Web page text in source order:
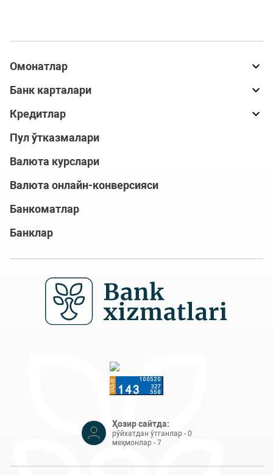
Омонатлар
Банк карталари
Кредитлар
Пул ўтказмалари
Валюта курслари
Валюта онлайн-конверсияси
Банкоматлар
Банклар
Ҳозир сайтда:
рўйхатдан ўтганлар - 0
меҳмонлар - 7